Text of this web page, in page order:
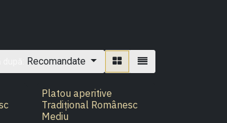
Recomandate
Platou aperitive
Tradițional Românesc
Mediu